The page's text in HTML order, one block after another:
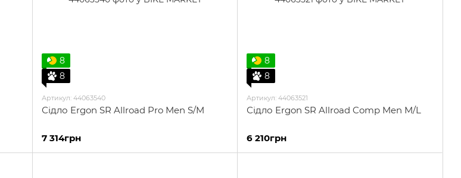
8
8
Артикул: 44063540
Сідло Ergon SR Allroad Pro Men S/M
7 314грн
8
8
Артикул: 44063521
Сідло Ergon SR Allroad Comp Men M/L
6 210грн